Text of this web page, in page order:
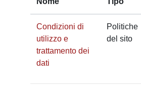
Condizioni di
utilizzo e
trattamento dei
dati
Politiche
del sito